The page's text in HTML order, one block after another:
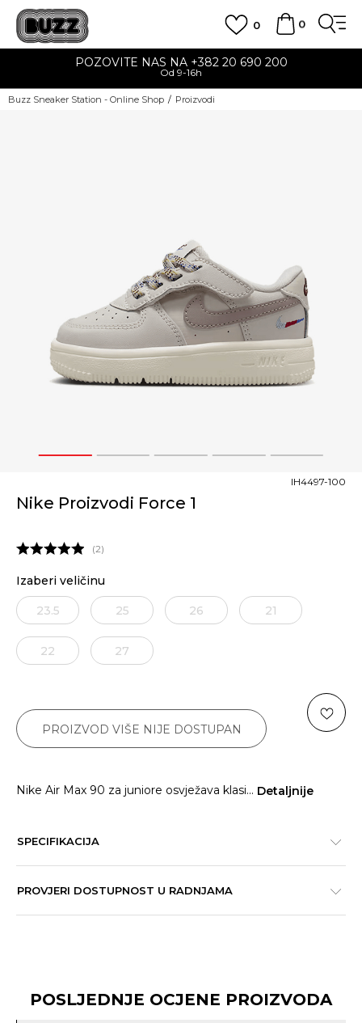
0
0
POZOVITE NAS NA +382 20 690 200
Od 9-16h
Buzz Sneaker Station - Online Shop Proizvodi
1 2 3 4 5
Nike Proizvodi Force 1
IH4497-100
2
Izaberi veličinu
23.5 25 26 21
22 27
PROIZVOD VIŠE NIJE DOSTUPAN
Nike Air Max 90 za juniore osvježava klasi... Detaljnije
SPECIFIKACIJA
PROVJERI DOSTUPNOST U RADNJAMA
POSLJEDNJE OCJENE PROIZVODA